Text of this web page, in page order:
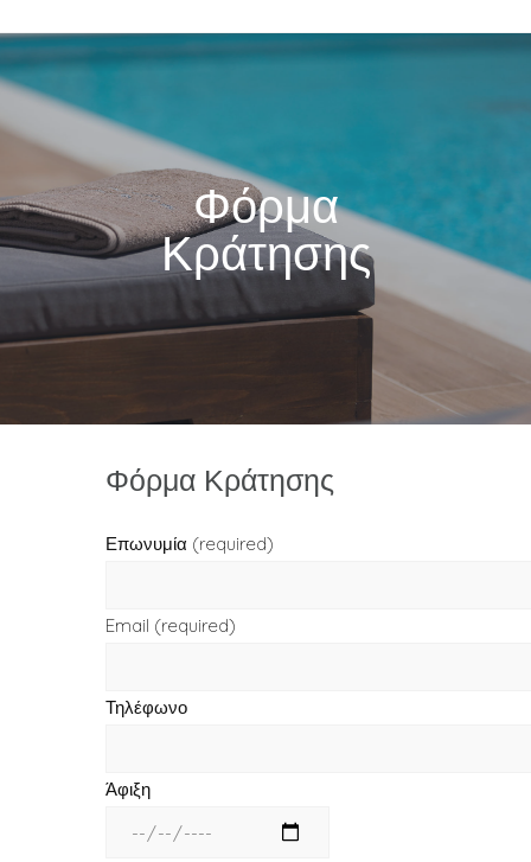
Φόρμα
Κράτησης
Φόρμα Κράτησης
Επωνυμία (required)
Email (required)
Τηλέφωνο
Άφιξη